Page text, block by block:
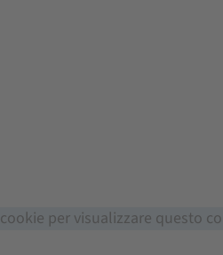
cookie per visualizzare questo